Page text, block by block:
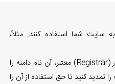
شما استفاده کنند. مثلاً،
برای ثبت یک دامنه، شما نیاز به انتخاب یک نام دلخواه دارید که هنوز در اینترنت ثبت نشده باشد. سپس می‌توانید با استفاده از یک ثبت‌کننده دامنه یا رجیسترار (Registrar) معتبر، آن نام دامنه را
کنید تا حق استفاده از آن را